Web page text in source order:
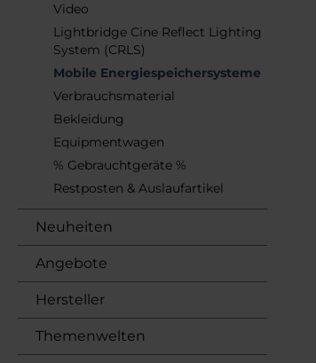
Video
Lightbridge Cine Reflect Lighting
System (CRLS)
Mobile Energiespeichersysteme
Verbrauchsmaterial
Bekleidung
Equipmentwagen
% Gebrauchtgeräte %
Restposten & Auslaufartikel
Neuheiten
Angebote
Hersteller
Themenwelten